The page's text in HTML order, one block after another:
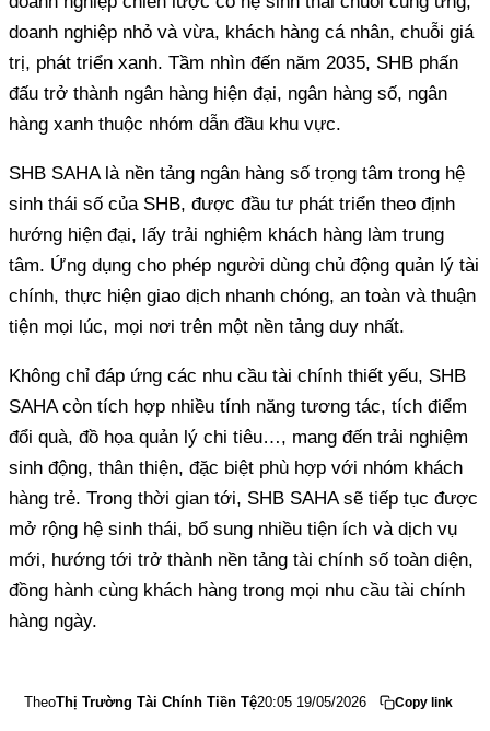
doanh nghiệp nhỏ và vừa, khách hàng cá nhân, chuỗi giá
trị, phát triển xanh. Tầm nhìn đến năm 2035, SHB phấn
đấu trở thành ngân hàng hiện đại, ngân hàng số, ngân
hàng xanh thuộc nhóm dẫn đầu khu vực.
SHB SAHA là nền tảng ngân hàng số trọng tâm trong hệ
sinh thái số của SHB, được đầu tư phát triển theo định
hướng hiện đại, lấy trải nghiệm khách hàng làm trung
tâm. Ứng dụng cho phép người dùng chủ động quản lý tài
chính, thực hiện giao dịch nhanh chóng, an toàn và thuận
tiện mọi lúc, mọi nơi trên một nền tảng duy nhất.
Không chỉ đáp ứng các nhu cầu tài chính thiết yếu, SHB
SAHA còn tích hợp nhiều tính năng tương tác, tích điểm
đổi quà, đồ họa quản lý chi tiêu…, mang đến trải nghiệm
sinh động, thân thiện, đặc biệt phù hợp với nhóm khách
hàng trẻ. Trong thời gian tới, SHB SAHA sẽ tiếp tục được
mở rộng hệ sinh thái, bổ sung nhiều tiện ích và dịch vụ
mới, hướng tới trở thành nền tảng tài chính số toàn diện,
đồng hành cùng khách hàng trong mọi nhu cầu tài chính
hàng ngày.
TheoThị Trường Tài Chính Tiền Tệ20:05 19/05/2026 Copy link